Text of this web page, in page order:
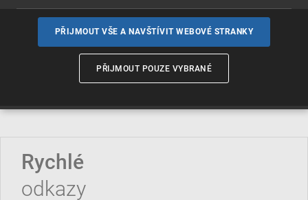
Označení původua zeměpisná
Rychlé
odkazy
PŘIJMOUT VŠE A NAVŠTÍVIT WEBOVÉ STRANKY
PŘIJMOUT POUZE VYBRANÉ